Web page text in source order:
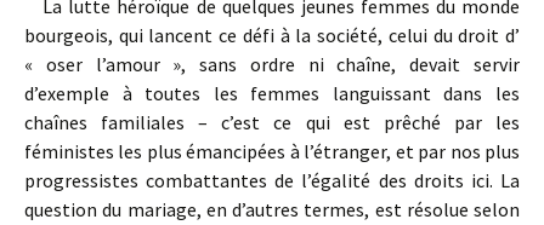
La lutte héroïque de quelques jeunes femmes du monde
bourgeois, qui lancent ce défi à la société, celui du droit d’
« oser l’amour », sans ordre ni chaîne, devait servir
d’exemple à toutes les femmes languissant dans les
chaînes familiales – c’est ce qui est prêché par les
féministes les plus émancipées à l’étranger, et par nos plus
progressistes combattantes de l’égalité des droits ici. La
question du mariage, en d’autres termes, est résolue selon